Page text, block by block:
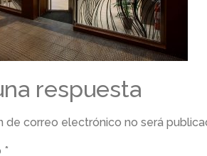
respuesta
de correo electrónico no será
*